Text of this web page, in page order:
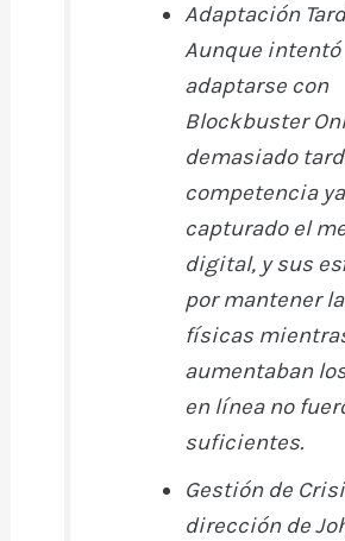
Adaptación
Aunque intentó
adaptarse con
Blockbuster
demasiado
competencia
capturado el
digital, y sus
por mantener
físicas
aumentaban
en línea no
suficientes.
Gestión de
dirección de